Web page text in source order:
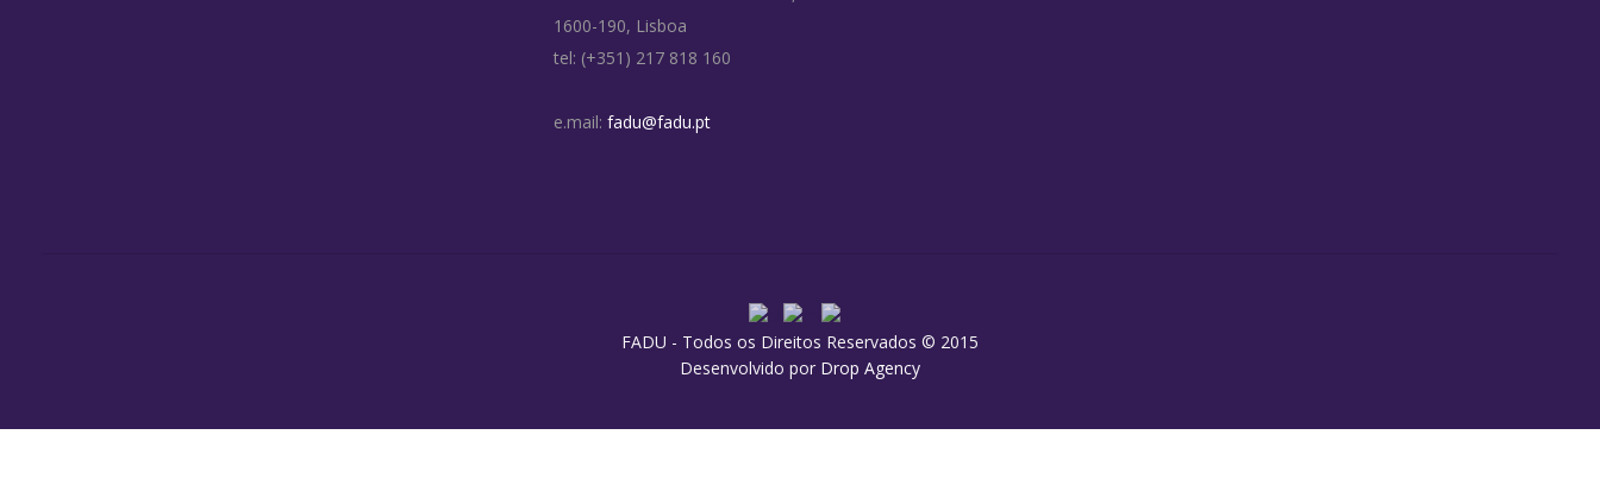
1600-190, Lisboa
tel: (+351) 217 818 160
e.mail: fadu@fadu.pt
FADU - Todos os Direitos Reservados © 2015
Desenvolvido por Drop Agency